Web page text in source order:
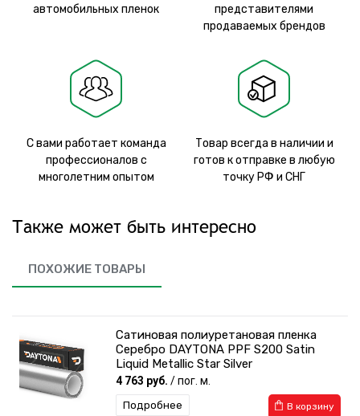
автомобильных пленок
представителями
продаваемых брендов
С вами работает команда
профессионалов с
многолетним опытом
Товар всегда в наличии и
готов к отправке в любую
точку РФ и СНГ
Также может быть интересно
ПОХОЖИЕ ТОВАРЫ
Сатиновая полиуретановая пленка
Серебро DAYTONA PPF S200 Satin
Liquid Metallic Star Silver
4 763 руб. / пог. м.
В корзину
Подробнее